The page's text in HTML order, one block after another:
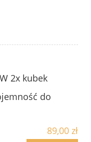
2x kubek
do
89,00 zł